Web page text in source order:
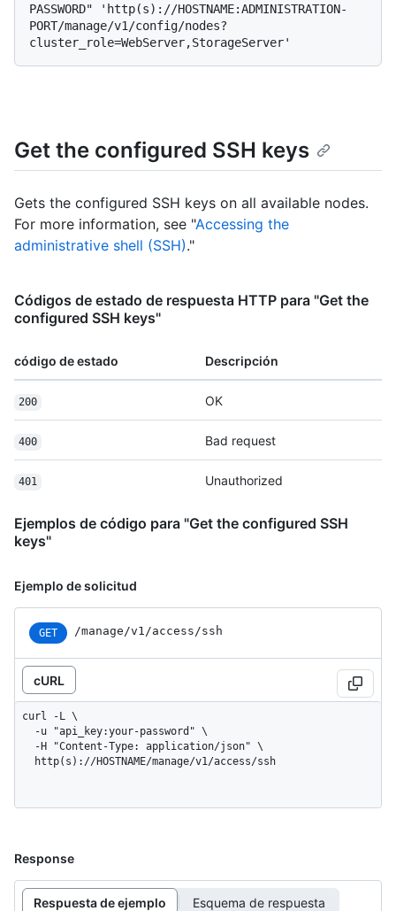
PASSWORD" 'http(s)://HOSTNAME:ADMINISTRATION-
PORT/manage/v1/config/nodes?
Get the configured SSH keys
Gets the configured SSH keys on all available nodes.
For more information, see "Accessing the
administrative shell (SSH)."
Códigos de estado de respuesta HTTP para "Get the
configured SSH keys"
código de estado Descripción
200 OK
400 Bad request
401 Unauthorized
Ejemplos de código para "Get the configured SSH
keys"
Ejemplo de solicitud
GET /manage/v1/access/ssh
cURL
curl -L \
  http(s)://HOSTNAME/manage/v1/access/ssh
Response
Respuesta de ejemplo Esquema de respuesta